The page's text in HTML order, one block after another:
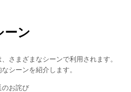
ーン
さまざまなシーンで利用されます。
シーンを紹介します。
のお詫び